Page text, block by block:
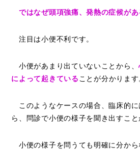
ではなぜ頭項強痛、発熱の症候があ
注目は小便不利です。
小便があまり出ていないことから、
によって起きている ことが分かります
このようなケースの場合、臨床的に
ら、問診で小便の様子を聞き出すこと
小便の様子を問うても明確に分から